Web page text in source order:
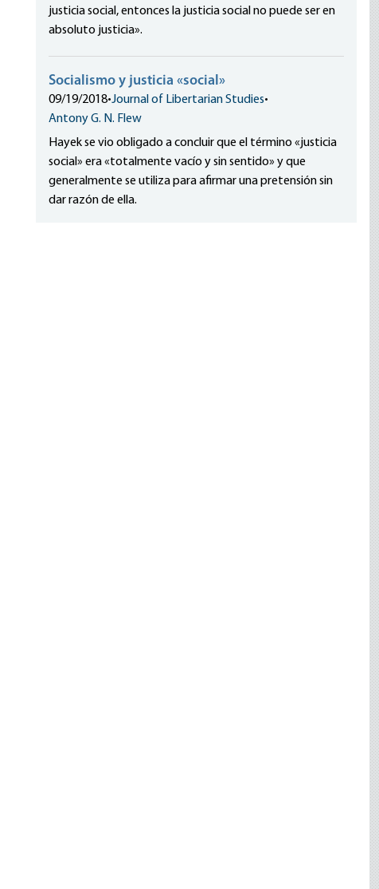
justicia social, entonces la justicia social no puede ser en
absoluto justicia».
Socialismo y justicia «social»
09/19/2018•Journal of Libertarian Studies•
Antony G. N. Flew
Hayek se vio obligado a concluir que el término «justicia
social» era «totalmente vacío y sin sentido» y que
generalmente se utiliza para afirmar una pretensión sin
dar razón de ella.